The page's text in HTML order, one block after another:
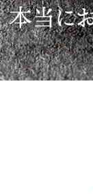
本当に